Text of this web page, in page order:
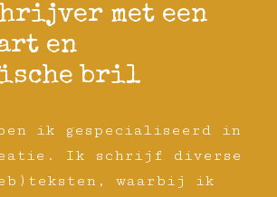
met een
en
bril
ik gespecialiseerd in
Ik schrijf diverse
waarbij ik